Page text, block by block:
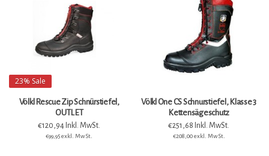
23% Sale
Völkl Rescue Zip Schnürstiefel,
OUTLET
€120,94 Inkl. MwSt.
€99,95 exkl. MwSt.
Völkl One CS Schnurstiefel, Klasse 3
Kettensägeschutz
€251,68 Inkl. MwSt.
€208,00 exkl. MwSt.